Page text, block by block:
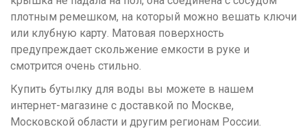
плотным ремешком, на который можно вешать ключи
или клубную карту. Матовая поверхность
предупреждает скольжение емкости в руке и
смотрится очень стильно.
Купить бутылку для воды вы можете в нашем
интернет-магазине с доставкой по Москве,
Московской области и другим регионам России.